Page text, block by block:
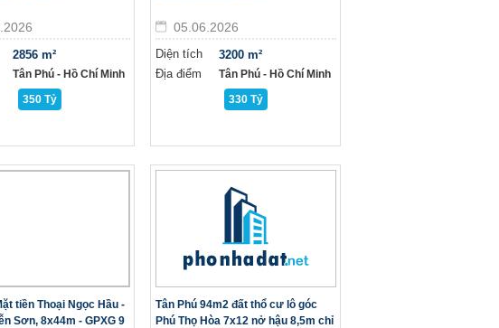
2856 m²
Tân Phú - Hồ Chí Minh
350 Tỷ
05.06.2026
Diện tích
Địa điểm
3200 m²
Tân Phú - Hồ Chí Minh
330 Tỷ
tiền Thoại Ngọc Hầu -
Sơn, 8x44m - GPXG 9
Tân Phú 94m2 đất thổ cư lô góc
Phú Thọ Hòa 7x12 nở hậu 8,5m chỉ